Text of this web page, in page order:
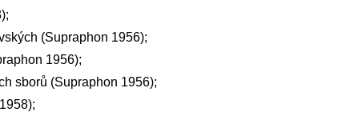
(Supraphon 1956);
1956);
sborů (Supraphon 1956);